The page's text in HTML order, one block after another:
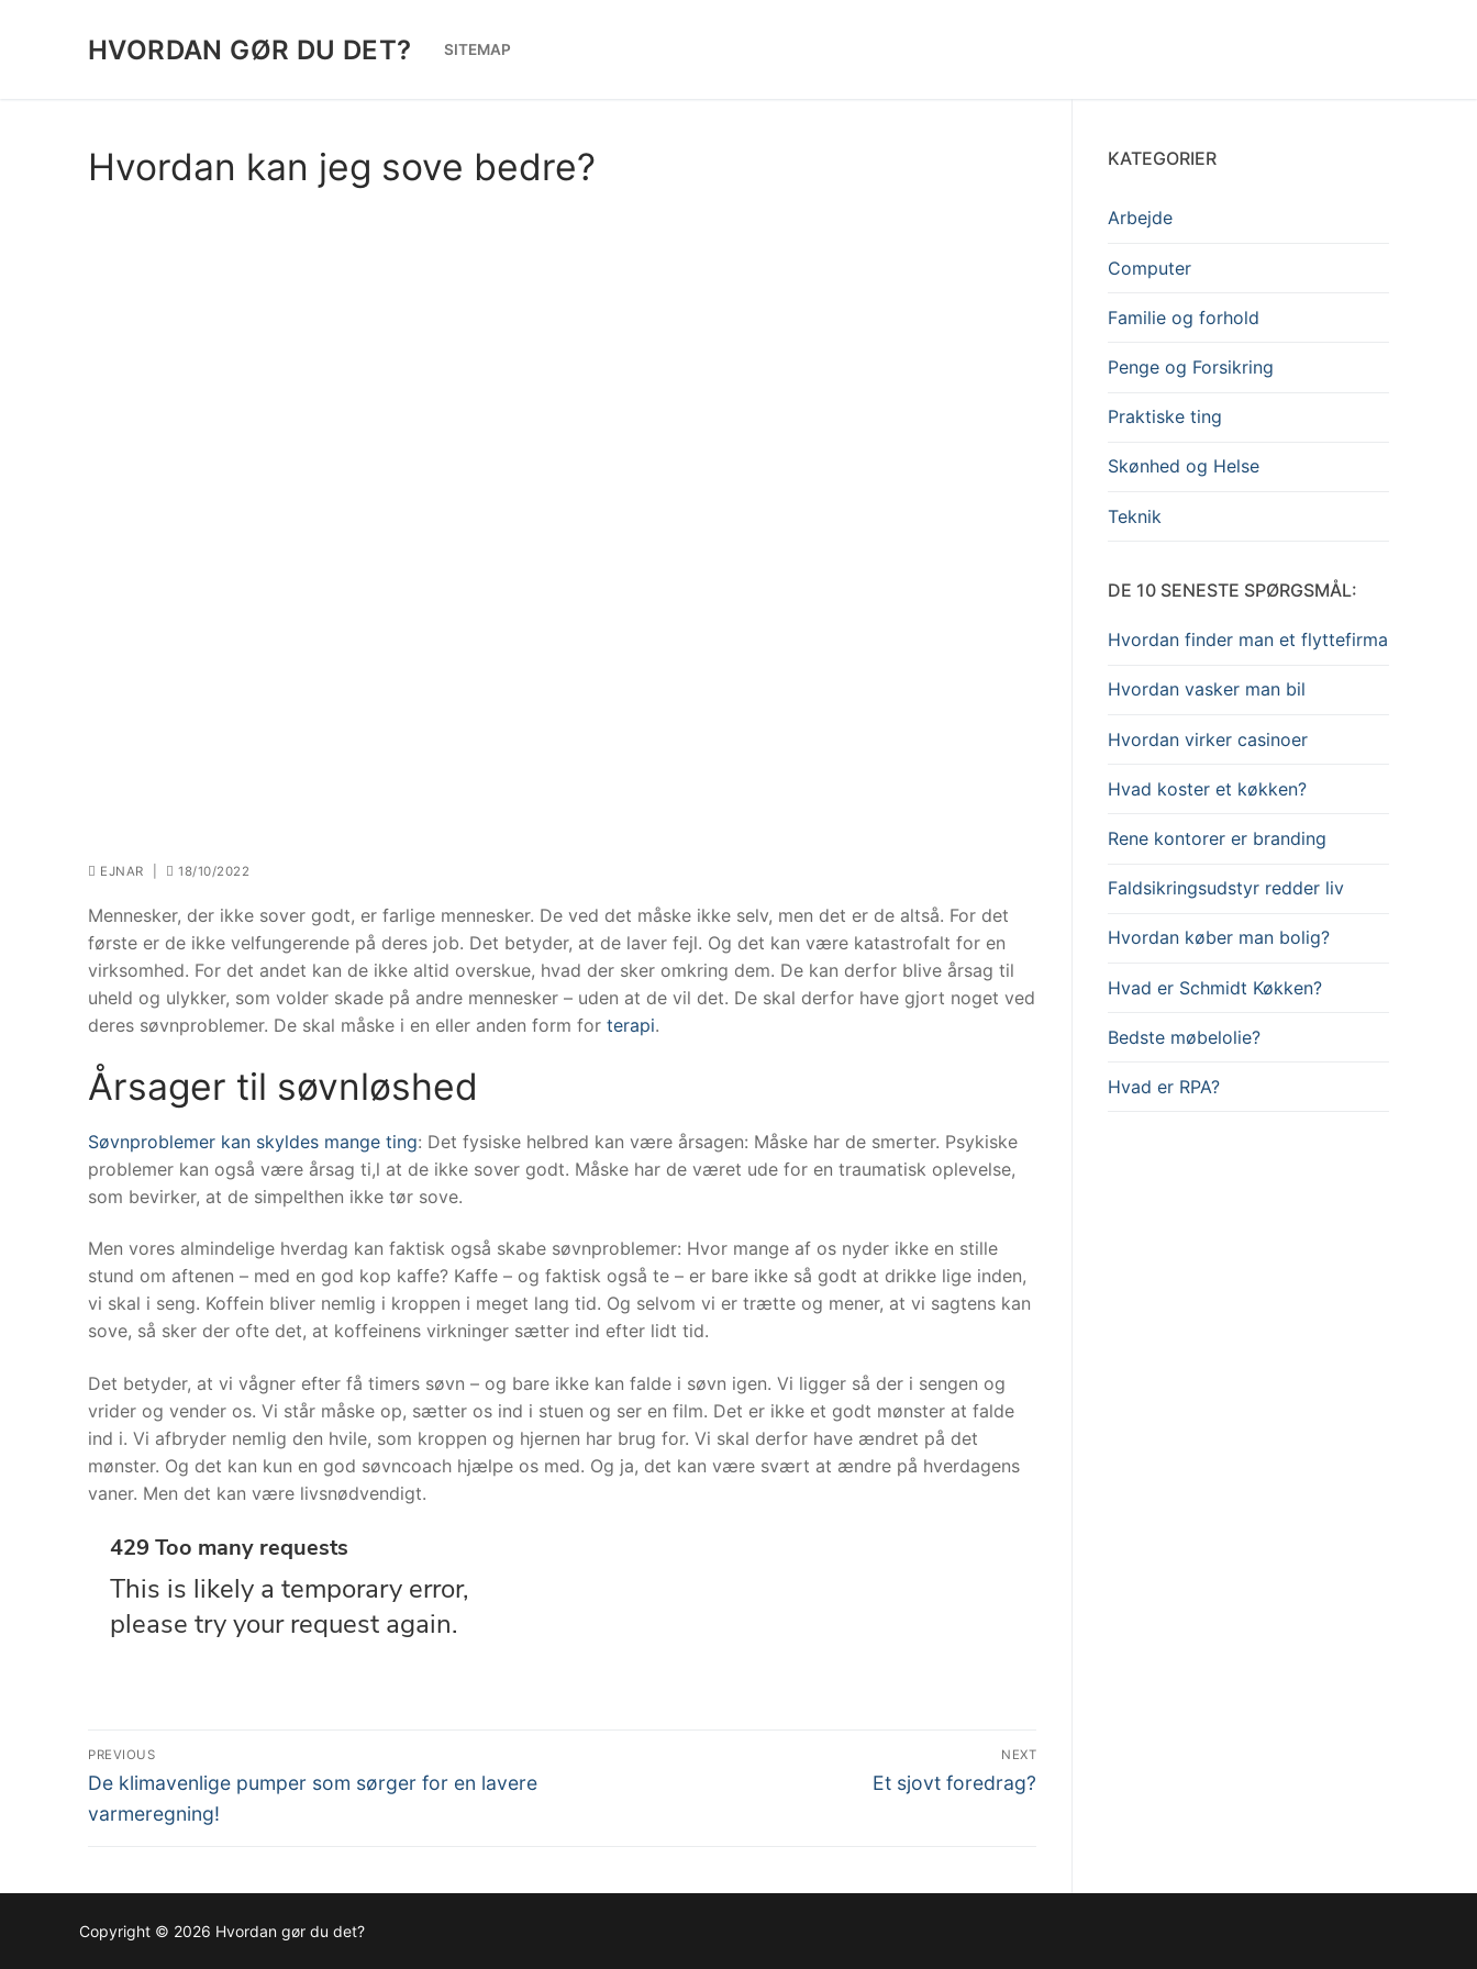
HVORDAN GØR DU DET? SITEMAP
Hvordan kan jeg sove bedre?
EJNAR 18/10/2022
Mennesker, der ikke sover godt, er farlige mennesker. De ved det måske ikke selv, men det er de altså. For det
første er de ikke velfungerende på deres job. Det betyder, at de laver fejl. Og det kan være katastrofalt for en
virksomhed. For det andet kan de ikke altid overskue, hvad der sker omkring dem. De kan derfor blive årsag til
uheld og ulykker, som volder skade på andre mennesker – uden at de vil det. De skal derfor have gjort noget ved
deres søvnproblemer. De skal måske i en eller anden form for terapi.
Årsager til søvnløshed
Søvnproblemer kan skyldes mange ting: Det fysiske helbred kan være årsagen: Måske har de smerter. Psykiske
problemer kan også være årsag ti,l at de ikke sover godt. Måske har de været ude for en traumatisk oplevelse,
som bevirker, at de simpelthen ikke tør sove.
Men vores almindelige hverdag kan faktisk også skabe søvnproblemer: Hvor mange af os nyder ikke en stille
stund om aftenen – med en god kop kaffe? Kaffe – og faktisk også te – er bare ikke så godt at drikke lige inden,
vi skal i seng. Koffein bliver nemlig i kroppen i meget lang tid. Og selvom vi er trætte og mener, at vi sagtens kan
sove, så sker der ofte det, at koffeinens virkninger sætter ind efter lidt tid.
Det betyder, at vi vågner efter få timers søvn – og bare ikke kan falde i søvn igen. Vi ligger så der i sengen og
vrider og vender os. Vi står måske op, sætter os ind i stuen og ser en film. Det er ikke et godt mønster at falde
ind i. Vi afbryder nemlig den hvile, som kroppen og hjernen har brug for. Vi skal derfor have ændret på det
mønster. Og det kan kun en god søvncoach hjælpe os med. Og ja, det kan være svært at ændre på hverdagens
vaner. Men det kan være livsnødvendigt.
Indlægsnavigation
PREVIOUS
Previous
post:
De klimavenlige pumper som sørger for en lavere
varmeregning!
NEXT
Next
Et sjovt foredrag?
KATEGORIER
Arbejde
Computer
Familie og forhold
Penge og Forsikring
Praktiske ting
Skønhed og Helse
Teknik
DE 10 SENESTE SPØRGSMÅL:
Hvordan finder man et flyttefirma
Hvordan vasker man bil
Hvordan virker casinoer
Hvad koster et køkken?
Rene kontorer er branding
Faldsikringsudstyr redder liv
Hvordan køber man bolig?
Hvad er Schmidt Køkken?
Bedste møbelolie?
Hvad er RPA?
Copyright © 2026 Hvordan gør du det?